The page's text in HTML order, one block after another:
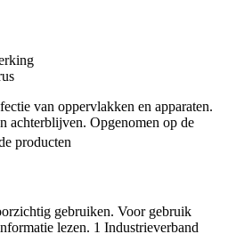
van oppervlakken en apparaten.
achterblijven. Opgenomen op de
producten
gebruiken. Voor gebruik
lezen. 1 Industrieverband